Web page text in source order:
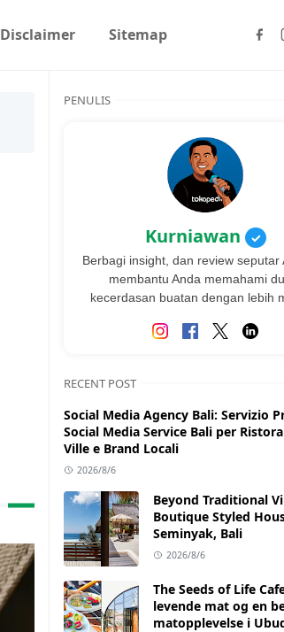
Disclaimer Sitemap
PENULIS
Kurniawan ✓
Berbagi insight, dan review seputar
membantu Anda memahami
kecerdasan buatan dengan lebih
RECENT POST
Social Media Agency Bali: Servizio
Social Media Service Bali per
Ville e Brand Locali
2026/8/6
Beyond Traditional
Boutique Styled
Seminyak, Bali
2026/8/6
The Seeds of Life
levende mat og en
matopplevelse i